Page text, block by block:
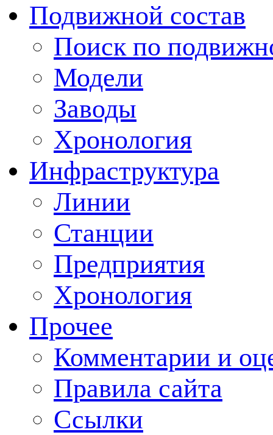
Подвижной состав
Поиск по
Модели
Заводы
Хронология
Инфраструктура
Линии
Станции
Предприятия
Хронология
Прочее
Комментарии и
Правила сайта
Ссылки